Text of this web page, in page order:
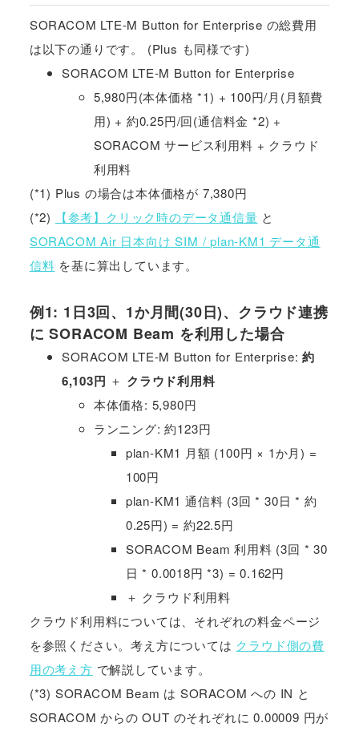
SORACOM LTE-M Button for Enterprise の総費用
は以下の通りです。 (Plus も同様です)
SORACOM LTE-M Button for Enterprise
5,980円(本体価格 *1) + 100円/月(月額費
用) + 約0.25円/回(通信料金 *2) +
SORACOM サービス利用料 + クラウド
利用料
(*1) Plus の場合は本体価格が 7,380円
(*2)
【参考】クリック時のデータ通信量 と
SORACOM Air 日本向け SIM / plan-KM1 データ通
信料 を基に算出しています。
例1: 1日3回、1か月間(30日)、クラウド連携
に SORACOM Beam を利用した場合
SORACOM LTE-M Button for Enterprise:約
6,103円 ＋ クラウド利用料
本体価格: 5,980円
ランニング: 約123円
plan-KM1 月額 (100円 × 1か月) =
100円
plan-KM1 通信料 (3回 * 30日 * 約
0.25円) = 約22.5円
SORACOM Beam 利用料 (3回 * 30
日 * 0.0018円 *3) = 0.162円
＋ クラウド利用料
クラウド利用料については、それぞれの料金ページ
を参照ください。考え方については クラウド側の費
用の考え方 で解説しています。
(*3) SORACOM Beam は SORACOM への IN と
SORACOM からの OUT のそれぞれに 0.00009 円が